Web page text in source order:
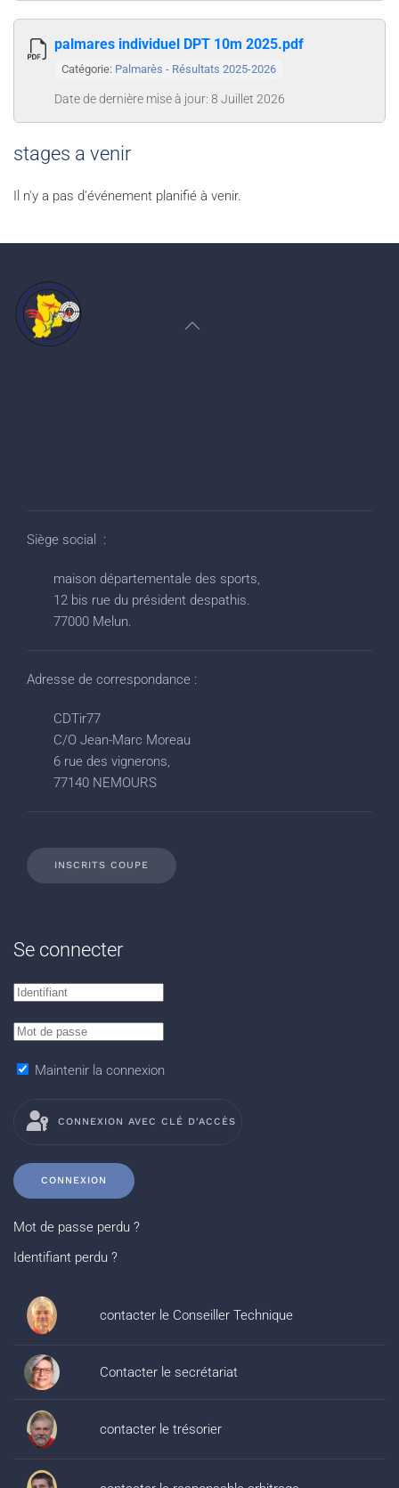
palmares individuel DPT 10m 2025.pdf
Catégorie: Palmarès - Résultats 2025-2026
Date de dernière mise à jour: 8 Juillet 2026
stages a venir
Il n'y a pas d'événement planifié à venir.
Siège social :
maison départementale des sports,
12 bis rue du président despathis.
77000 Melun.
Adresse de correspondance :
CDTir77
C/O Jean-Marc Moreau
6 rue des vignerons,
77140 NEMOURS
INSCRITS COUPE
Se connecter
Maintenir la connexion
CONNEXION AVEC CLÉ D'ACCÈS
CONNEXION
Mot de passe perdu ?
Identifiant perdu ?
contacter le Conseiller Technique
Contacter le secrétariat
contacter le trésorier